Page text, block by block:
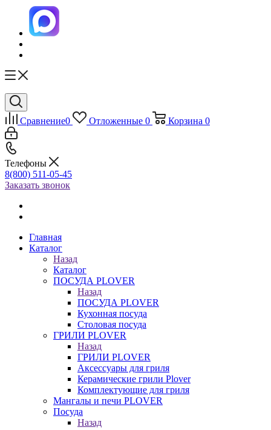
Сравнение0 Отложенные 0 Корзина 0
Телефоны
8(800) 511-05-45
Заказать звонок
Главная
Каталог
Назад
Каталог
ПОСУДА PLOVER
Назад
ПОСУДА PLOVER
Кухонная посуда
Столовая посуда
ГРИЛИ PLOVER
Назад
ГРИЛИ PLOVER
Аксессуары для гриля
Керамические грили Plover
Комплектующие для гриля
Мангалы и печи PLOVER
Посуда
Назад